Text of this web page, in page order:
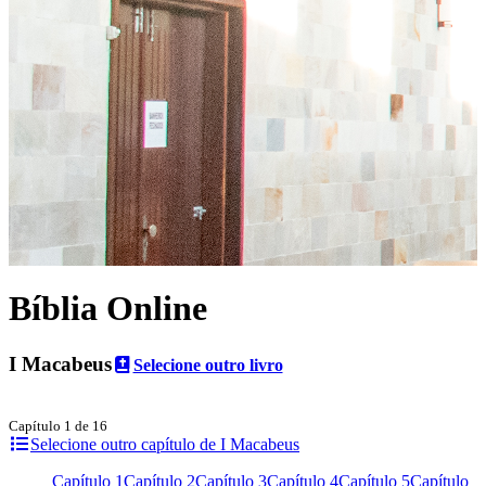
Bíblia Online
I Macabeus Selecione outro livro
Capítulo 1 de 16
Selecione outro capítulo de I Macabeus
Capítulo 1Capítulo 2Capítulo 3Capítulo 4Capítulo 5Capítulo